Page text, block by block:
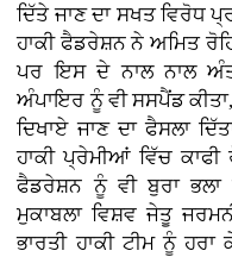
ਦਿੱਤੇ ਜਾਣ ਦਾ ਸਖਤ
ਹਾਕੀ ਫੈਡਰੇਸ਼ਨ ਨੇ ਅਮਿਤ
ਪਰ ਇਸ ਦੇ ਨਾਲ ਨਾਲ
ਅੰਪਾਇਰ ਨੂੰ ਵੀ ਸਸਪੈਂਡ
ਦਿਖਾਏ ਜਾਣ ਦਾ ਫੈਸਲਾ
ਹਾਕੀ ਪ੍ਰੇਮੀਆਂ ਵਿੱਚ
ਫੈਡਰੇਸ਼ਨ ਨੂੰ ਵੀ ਬੁਰਾ ਭਲਾ
ਮੁਕਾਬਲਾ ਵਿਸ਼ਵ ਜੇਤੂ
ਭਾਰਤੀ ਹਾਕੀ ਟੀਮ ਨੂੰ